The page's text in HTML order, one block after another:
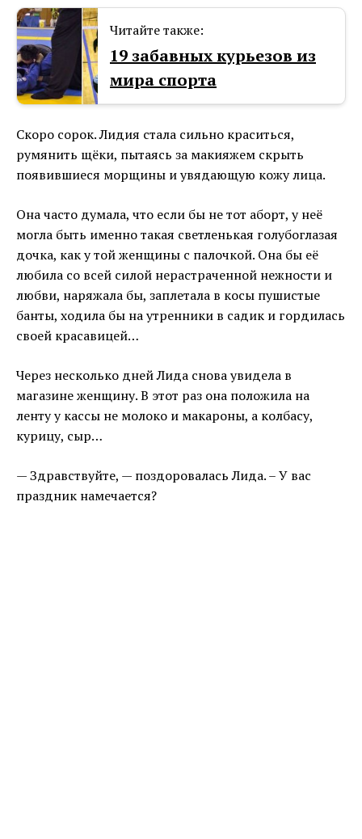
Читайте также:
19 забавных курьезов из
мира спорта
Скоро сорок. Лидия стала сильно краситься,
румянить щёки, пытаясь за макияжем скрыть
появившиеся морщины и увядающую кожу лица.
Она часто думала, что если бы не тот аборт, у неё
могла быть именно такая светленькая голубоглазая
дочка, как у той женщины с палочкой. Она бы её
любила со всей силой нерастраченной нежности и
любви, наряжала бы, заплетала в косы пушистые
банты, ходила бы на утренники в садик и гордилась
своей красавицей…
Через несколько дней Лида снова увидела в
магазине женщину. В этот раз она положила на
ленту у кассы не молоко и макароны, а колбасу,
курицу, сыр…
— Здравствуйте, — поздоровалась Лида. – У вас
праздник намечается?